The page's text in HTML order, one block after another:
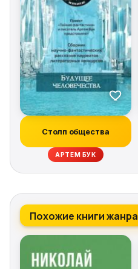
Столп общества
АРТЕМ БУК
Похожие книги жанра